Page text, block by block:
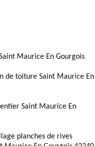
Maurice En Gourgois
de toiture Saint Maurice En
Saint Maurice En
planches de rives